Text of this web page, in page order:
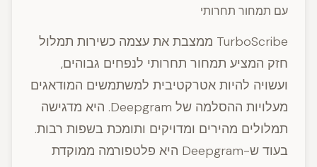
עם תמחור תחרותי
TurboScribe ממצבת את עצמה כשירות תמלול
חזק המציע תמחור תחרותי לנפחים גבוהים,
ועשויה להיות אטרקטיבית למשתמשים המודאגים
מעלויות ההסלמה של Deepgram. היא מדגישה
תמלולים מהירים ומדויקים ותומכת בשפות רבות.
בעוד ש-Deepgram היא פלטפורמה ממוקדת